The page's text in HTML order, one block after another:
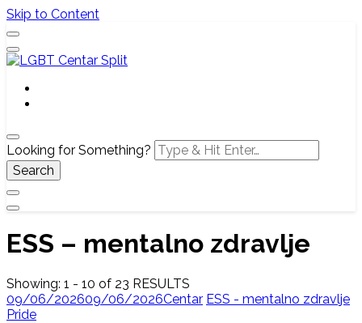
Skip to Content
LGBT Centar Split
Službena web stranica LGBT centra Split, Croatia
Looking for Something?
ESS – mentalno zdravlje
Showing: 1 - 10 of 23 RESULTS
09/06/202609/06/2026Centar ESS - mentalno zdravlje
Pride